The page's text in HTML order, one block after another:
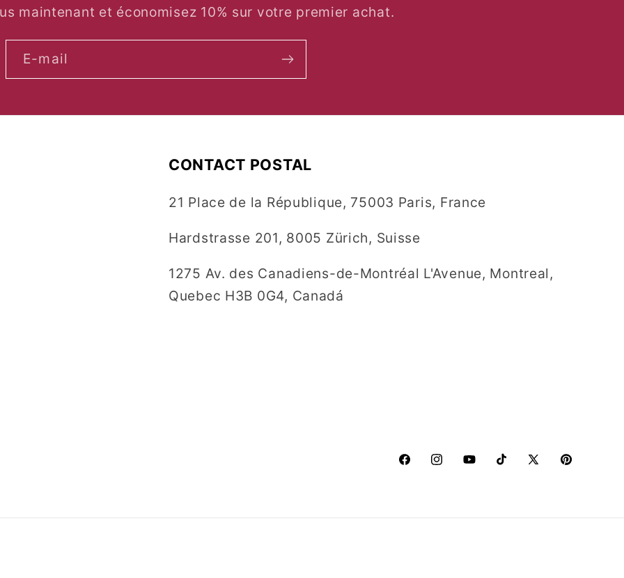
maintenant et économisez 10% sur votre premier achat.
E-mail
CONTACT POSTAL
21 Place de la République, 75003 Paris, France
Hardstrasse 201, 8005 Zürich, Suisse
1275 Av. des Canadiens-de-Montréal L'Avenue, Montreal,
Quebec H3B 0G4, Canadá
FacebookInstagramYouTubeTikTokX
Pinterest